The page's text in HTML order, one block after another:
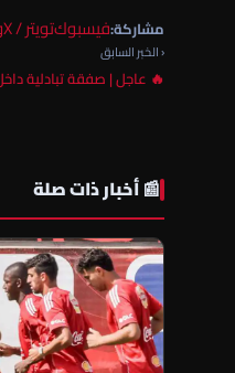
مشاركة:فيسبوكتويتر / X
‹ الخبر السابق
🔥 عاجل | صفقة تبادلية
📰 أخبار ذات صلة